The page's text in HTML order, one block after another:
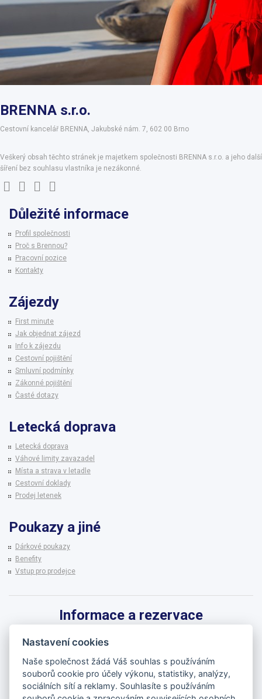
BRENNA s.r.o.
Cestovní kancelář BRENNA, Jakubské nám. 7, 602 00 Brno
Veškerý obsah těchto stránek je majetkem společnosti BRENNA s.r.o. a jeho další
šíření bez souhlasu vlastníka je nezákonné.
Důležité informace
Profil společnosti
Proč s Brennou?
Pracovní pozice
Kontakty
Zájezdy
First minute
Jak objednat zájezd
Info k zájezdu
Cestovní pojištění
Smluvní podmínky
Zákonné pojištění
Časté dotazy
Letecká doprava
Letecká doprava
Váhové limity zavazadel
Místa a strava v letadle
Cestovní doklady
Prodej letenek
Poukazy a jiné
Dárkové poukazy
Benefity
Vstup pro prodejce
Informace a rezervace
542 215 256
brenna@brenna.cz
Nastavení cookies
Naše společnost žádá Váš souhlas s používáním
souborů cookie pro účely výkonu, statistiky, analýzy,
sociálních sítí a reklamy. Souhlasíte s používáním